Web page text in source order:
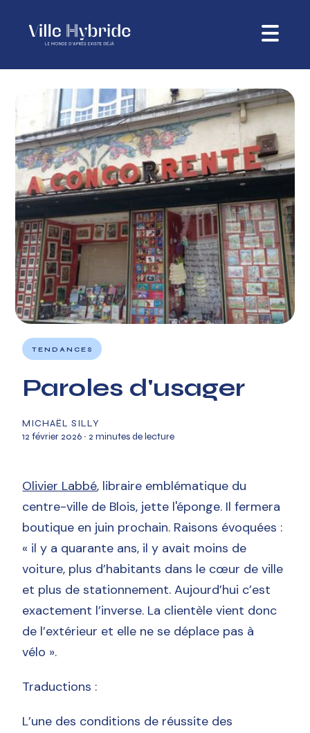
TENDANCES
Paroles d'usager
MICHAËL SILLY
12 février 2026 ∙ 2 minutes de lecture
Olivier Labbé, libraire emblématique du
centre-ville de Blois, jette l'éponge. Il fermera
boutique en juin prochain. Raisons évoquées :
« il y a quarante ans, il y avait moins de
voiture, plus d’habitants dans le cœur de ville
et plus de stationnement. Aujourd’hui c’est
exactement l’inverse. La clientèle vient donc
de l’extérieur et elle ne se déplace pas à
vélo ».
Traductions :
L’une des conditions de réussite des